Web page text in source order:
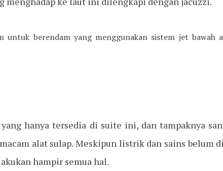
untuk berendam yang menggunakan sistem jet bawah
hanya tersedia di suite ini, dan tampaknya
alat sulap. Meskipun listrik dan sains belum
hampir semua hal.